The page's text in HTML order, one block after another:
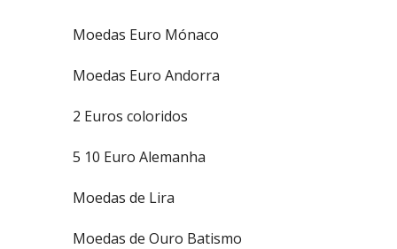
Moedas Euro Mónaco
Moedas Euro Andorra
2 Euros coloridos
5 10 Euro Alemanha
Moedas de Lira
Moedas de Ouro Batismo